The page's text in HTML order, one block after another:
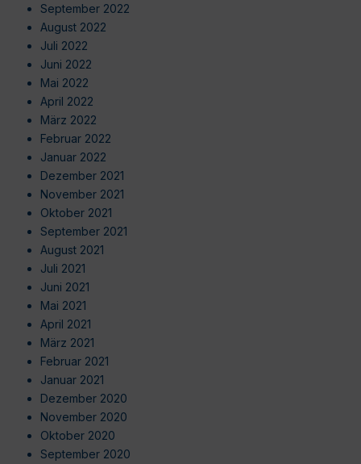
September 2022
August 2022
Juli 2022
Juni 2022
Mai 2022
April 2022
März 2022
Februar 2022
Januar 2022
Dezember 2021
November 2021
Oktober 2021
September 2021
August 2021
Juli 2021
Juni 2021
Mai 2021
April 2021
März 2021
Februar 2021
Januar 2021
Dezember 2020
November 2020
Oktober 2020
September 2020